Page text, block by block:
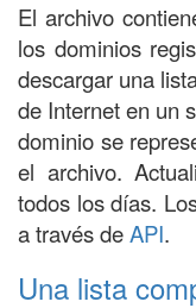
El archivo
los dominios
descargar una
de Internet en un
dominio se
el archivo.
todos los días.
a través deAPI.
Una lista